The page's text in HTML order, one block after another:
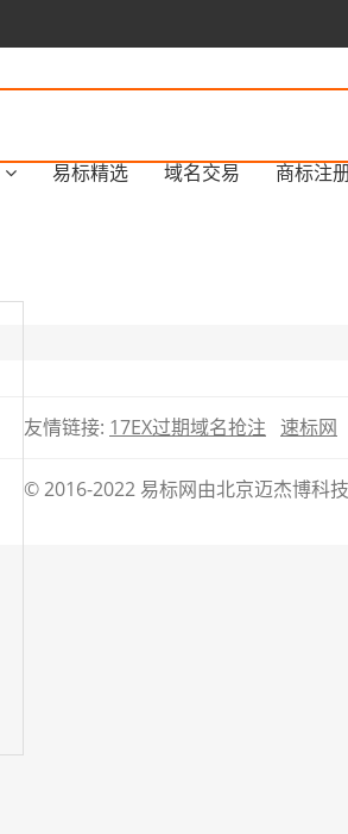
易标精选 域名交易 商标注
友情链接: 17EX过期域名抢注 速标网
© 2016-2022 易标网由北京迈杰博科